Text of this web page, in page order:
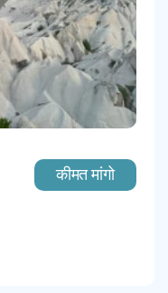
कीमत मांगो